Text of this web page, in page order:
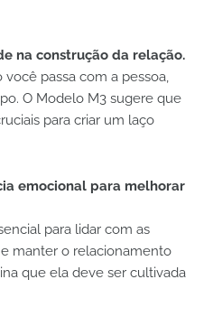
na construção da relação.
passa com a pessoa,
O Modelo M3 sugere que
para criar um laço
emocional para melhorar
para lidar com as
manter o relacionamento
que ela deve ser cultivada